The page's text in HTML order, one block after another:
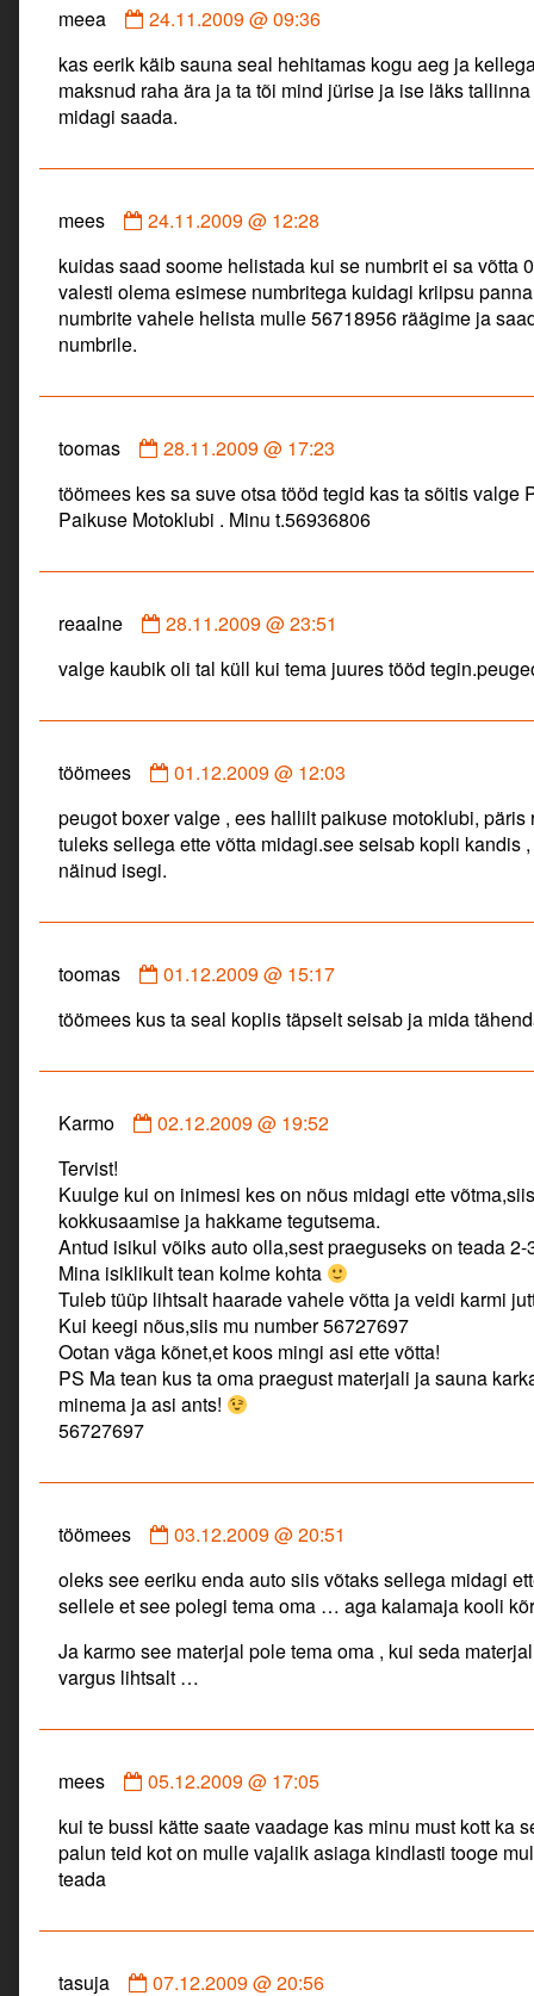
meea
Comment
meea
published
on
24.11.2009 @ 09:36
kas eerik käib sauna seal hehitamas kogu aeg ja
maksnud raha ära ja ta tõi mind jürise ja ise läks
midagi saada.
mees
Comment
mees
published
on
24.11.2009 @ 12:28
kuidas saad soome helistada kui se numbrit ei sa võtta
valesti olema esimese numbritega kuidagi kriipsu
numbrite vahele helista mulle 56718956 räägime ja
numbrile.
toomas
Comment
toomas
published
28.11.2009 @ 17:23
töömees kes sa suve otsa tööd tegid kas ta sõitis valge
Paikuse Motoklubi . Minu t.56936806
reaalne
Comment
reaalne
on
28.11.2009 @ 23:51
valge kaubik oli tal küll kui tema juures tööd
töömees
Comment
töömees
published
01.12.2009 @ 12:03
peugot boxer valge , ees hallilt paikuse motoklubi,
tuleks sellega ette võtta midagi.see seisab kopli kandis
näinud isegi.
toomas
Comment
toomas
on
01.12.2009 @ 15:17
töömees kus ta seal koplis täpselt seisab ja mida
Karmo
Comment
published
on
02.12.2009 @ 19:52
Tervist!
Kuulge kui on inimesi kes on nõus midagi ette
kokkusaamise ja hakkame tegutsema.
Antud isikul võiks auto olla,sest praeguseks on teada
Mina isiklikult tean kolme kohta
Tuleb tüüp lihtsalt haarade vahele võtta ja veidi karmi
Kui keegi nõus,siis mu number 56727697
Ootan väga kõnet,et koos mingi asi ette võtta!
PS Ma tean kus ta oma praegust materjali ja sauna
minema ja asi ants!
56727697
töömees
Comment
töömees
published
03.12.2009 @ 20:51
oleks see eeriku enda auto siis võtaks sellega midagi
sellele et see polegi tema oma … aga kalamaja kooli
Ja karmo see materjal pole tema oma , kui seda
vargus lihtsalt …
mees
Comment
mees
published
05.12.2009 @ 17:05
kui te bussi kätte saate vaadage kas minu must kott ka
palun teid kot on mulle vajalik asiaga kindlasti tooge
teada
tasuja
Comment
07.12.2009 @ 20:56